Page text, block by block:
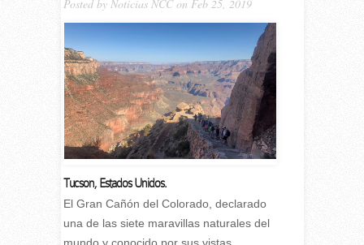
Posted by Noticias NCCon Feb 25, 2019
Tucson, Estados Unidos.
El Gran Cañón del Colorado, declarado
una de las siete maravillas naturales del